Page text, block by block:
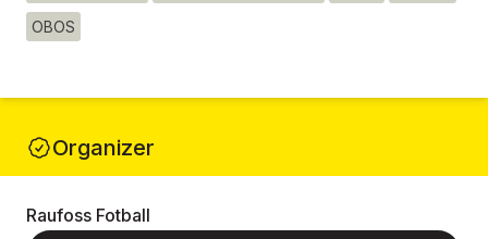
OBOS
Organizer
Raufoss Fotball